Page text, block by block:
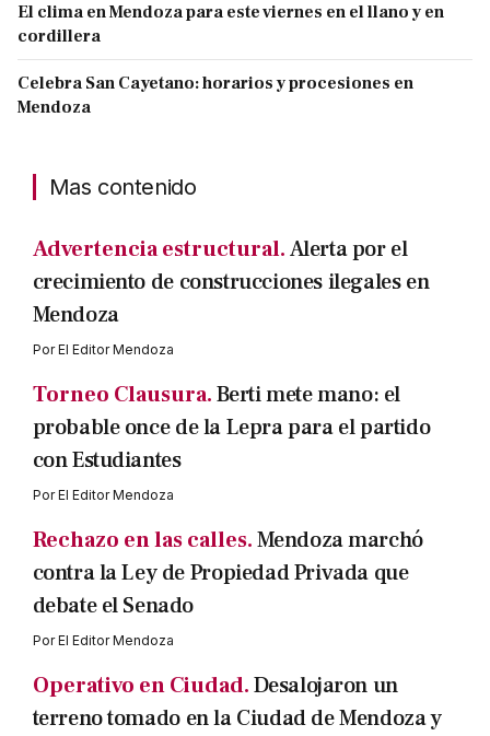
El clima en Mendoza para este viernes en el llano y en
cordillera
Celebra San Cayetano: horarios y procesiones en
Mendoza
Mas contenido
Advertencia estructural.Alerta por el
crecimiento de construcciones ilegales en
Mendoza
PorEl Editor Mendoza
Torneo Clausura.Berti mete mano: el
probable once de la Lepra para el partido
con Estudiantes
PorEl Editor Mendoza
Rechazo en las calles.Mendoza marchó
contra la Ley de Propiedad Privada que
debate el Senado
PorEl Editor Mendoza
Operativo en Ciudad.Desalojaron un
terreno tomado en la Ciudad de Mendoza y